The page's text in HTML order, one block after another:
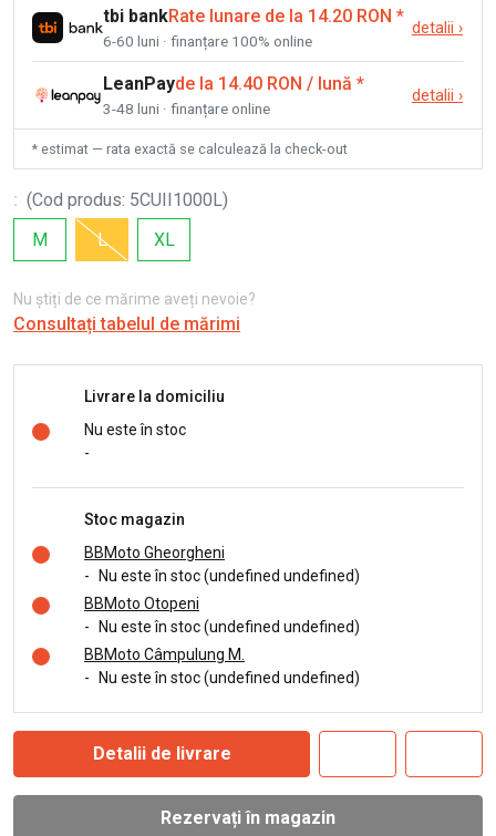
tbi bankRate lunare de la 14.20 RON *
6-60 luni · finanțare 100% online
detalii ›
LeanPayde la 14.40 RON / lună *
3-48 luni · finanțare online
detalii ›
* estimat — rata exactă se calculează la check-out
: (Cod produs: 5CUII1000L)
M
L XL
Nu știți de ce mărime aveți nevoie?
Consultați tabelul de mărimi
Livrare la domiciliu
Nu este în stoc
-
Stoc magazin
BBMoto Gheorgheni
-
Nu este în stoc (undefined undefined)
BBMoto Otopeni
-
Nu este în stoc (undefined undefined)
BBMoto Câmpulung M.
-
Nu este în stoc (undefined undefined)
Detalii de livrare
Rezervați în magazin